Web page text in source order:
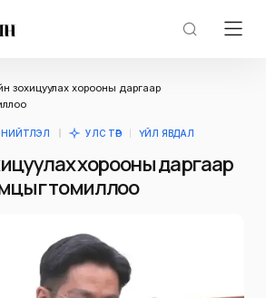
зохицуулах хорооны даргаар
УЛС ТӨР ҮЙЛ ЯВДАЛ
хорооны даргаар
томиллоо